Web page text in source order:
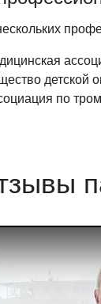
детской
по